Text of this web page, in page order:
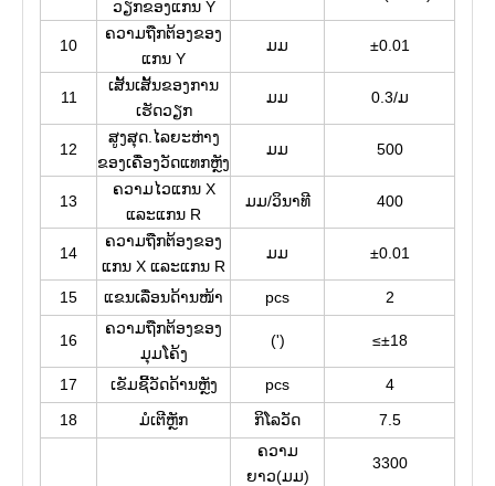
ວຽກຂອງແກນ Y
10
ຄວາມຖືກຕ້ອງຂອງ
ແກນ Y
ມມ ±0.01
11
ເສັ້ນ​ເສັ້ນ​ຂອງ​ການ​
ເຮັດ​ວຽກ​
ມມ 0.3/ມ
12
ສູງສຸດ.ໄລຍະຫ່າງ
ຂອງເຄື່ອງວັດແທກຫຼັງ
ມມ 500
13
ຄວາມໄວແກນ X
ແລະແກນ R
ມມ/ວິນາທີ 400
14
ຄວາມຖືກຕ້ອງຂອງ
ແກນ X ແລະແກນ R
ມມ ±0.01
15 ແຂນເລື່ອນດ້ານໜ້າ pcs 2
16
ຄວາມຖືກຕ້ອງຂອງ
ມຸມໂຄ້ງ
(') ≤±18
17 ເຂັມຊີ້ວັດດ້ານຫຼັງ pcs
4
18
ມໍເຕີຫຼັກ ກິໂລວັດ 7.5
ຄວາມ
ຍາວ(ມມ)
3300